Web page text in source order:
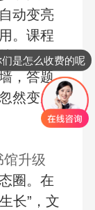
动变亮
。课程
能预约
，答题
然变成
馆升级
圈。在
长”，文
们是怎么收费的呢